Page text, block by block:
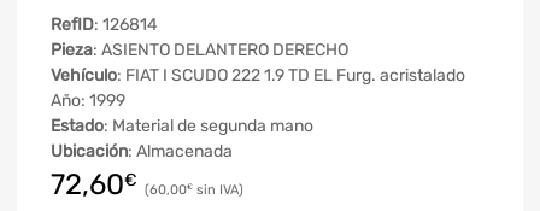
RefID: 126814
Pieza: ASIENTO DELANTERO DERECHO
Vehículo: FIAT I SCUDO 222 1.9 TD EL Furg. acristalado
Año: 1999
Estado: Material de segunda mano
Ubicación: Almacenada
72,60€ 60,00€